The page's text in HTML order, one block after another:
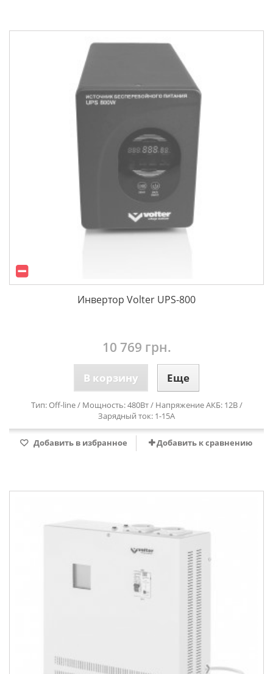
Инвертор Volter UPS-800
10 769 грн.
В корзину Еще
Тип: Off-line / Мощность: 480Вт / Напряжение АКБ: 12В /
Зарядный ток: 1-15А
Добавить в избранное Добавить к сравнению